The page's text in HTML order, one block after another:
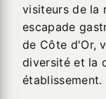
visiteurs de la
escapade
de Côte d'Or,
diversité et la
établissement.